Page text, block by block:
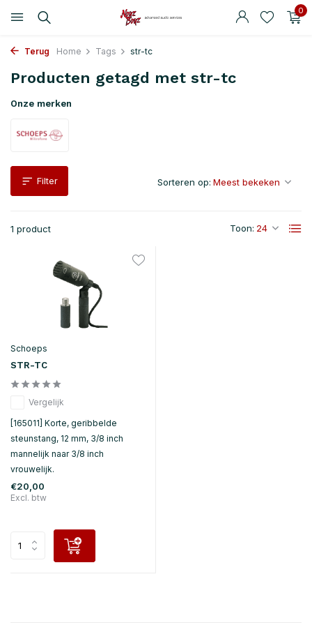
0
Terug Home Tags str-tc
Producten getagd met str-tc
Onze merken
Filter
1 product Toon:
Sorteren op:
Schoeps
STR-TC
Vergelijk
[165011] Korte, geribbelde
steunstang, 12 mm, 3/8 inch
mannelijk naar 3/8 inch
vrouwelijk.
€20,00
Excl. btw